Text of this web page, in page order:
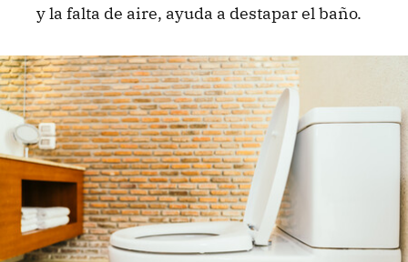
y la falta de aire, ayuda a destapar el baño.